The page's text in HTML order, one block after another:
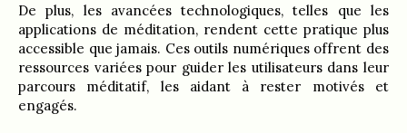
De plus, les avancées technologiques, telles que les
applications de méditation, rendent cette pratique plus
accessible que jamais. Ces outils numériques offrent des
ressources variées pour guider les utilisateurs dans leur
parcours méditatif, les aidant à rester motivés et
engagés.